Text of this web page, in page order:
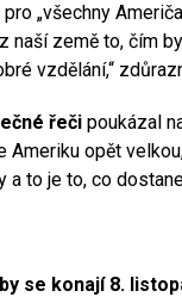
„všechny
naší země to, čím
vzdělání,“
řečipoukázal
Ameriku opět
a to je to, co
se konají 8.